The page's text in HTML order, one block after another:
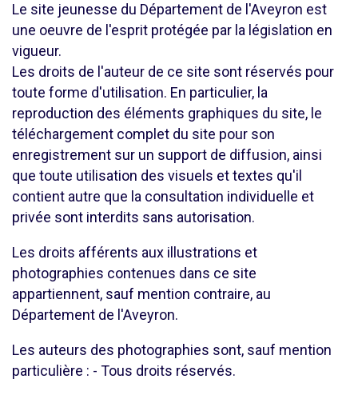
Le site jeunesse du Département de l'Aveyron est
une oeuvre de l'esprit protégée par la législation en
vigueur.
Les droits de l'auteur de ce site sont réservés pour
toute forme d'utilisation. En particulier, la
reproduction des éléments graphiques du site, le
téléchargement complet du site pour son
enregistrement sur un support de diffusion, ainsi
que toute utilisation des visuels et textes qu'il
contient autre que la consultation individuelle et
privée sont interdits sans autorisation.
Les droits afférents aux illustrations et
photographies contenues dans ce site
appartiennent, sauf mention contraire, au
Département de l'Aveyron.
Les auteurs des photographies sont, sauf mention
particulière : - Tous droits réservés.